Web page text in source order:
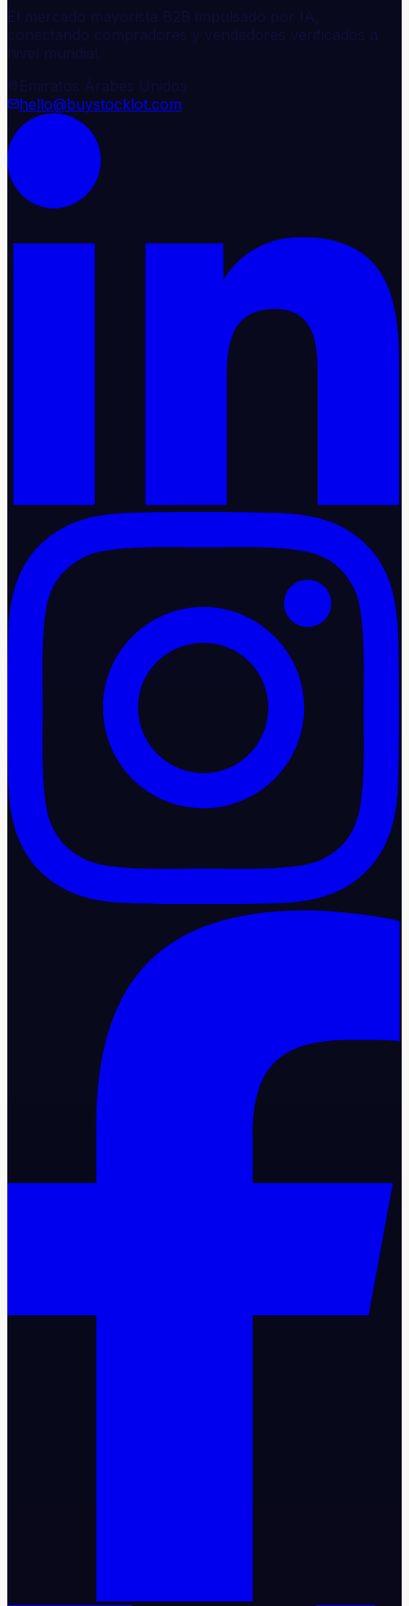
El mercado mayorista B2B impulsado por IA,
conectando compradores y vendedores verificados a
nivel mundial.
Emiratos Árabes Unidos
hello@buystocklot.com